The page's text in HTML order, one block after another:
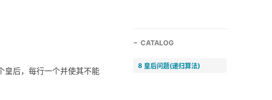
皇后，每行一个并使其不能
CATALOG
8 皇后问题(递归算法)